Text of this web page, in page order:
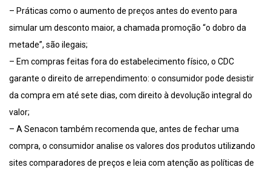
– Práticas como o aumento de preços antes do evento para
simular um desconto maior, a chamada promoção “o dobro da
metade”, são ilegais;
– Em compras feitas fora do estabelecimento físico, o CDC
garante o direito de arrependimento: o consumidor pode desistir
da compra em até sete dias, com direito à devolução integral do
valor;
– A Senacon também recomenda que, antes de fechar uma
compra, o consumidor analise os valores dos produtos utilizando
sites comparadores de preços e leia com atenção as políticas de